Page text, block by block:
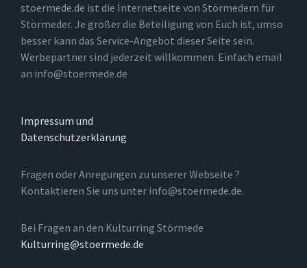
stoermede.de ist die Internetseite von Störmedern für
Störmeder. Je größer die Beteiligung von Euch ist, umso
besser kann das Service-Angebot dieser Seite sein.
Werbepartner sind jederzeit willkommen. Einfach email
an info@stoermede.de
Impressum und
Datenschutzerklärung
Fragen oder Anregungen zu unserer Webseite ?
Kontaktieren Sie uns unter info@stoermede.de.
Bei Fragen an den Kulturring Störmede
Kulturring@stoermede.de